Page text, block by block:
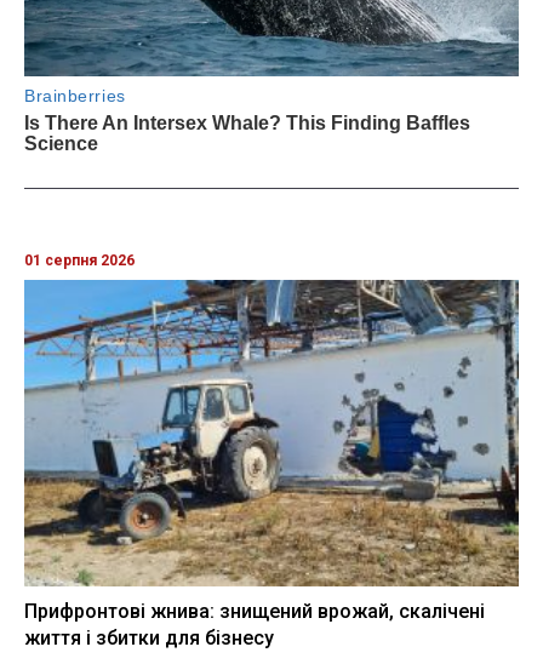
01 серпня 2026
Прифронтові жнива: знищений врожай, скалічені
життя і збитки для бізнесу